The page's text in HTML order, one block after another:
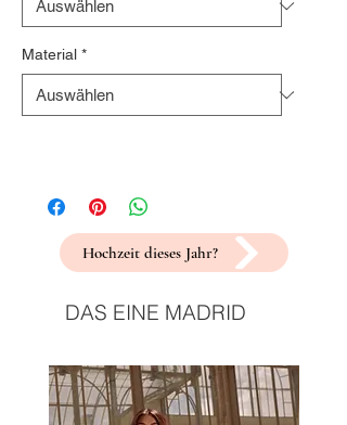
Material *
Hochzeit dieses Jahr?
DAS EINE MADRID